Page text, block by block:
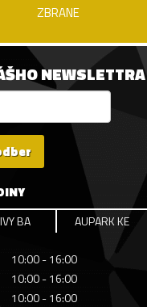
ZBRANE
NEWSLETTRA
BA AUPARK KE
10:00 - 16:00
10:00 - 16:00
10:00 - 16:00